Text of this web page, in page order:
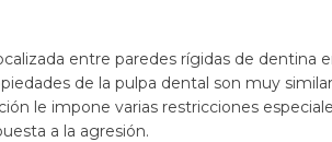
entre paredes rígidas de dentina
de la pulpa dental son muy
le impone varias restricciones
a la agresión.